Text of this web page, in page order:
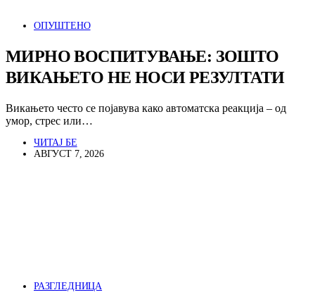
ОПУШТЕНО
МИРНО ВОСПИТУВАЊЕ: ЗОШТО
ВИКАЊЕТО НЕ НОСИ РЕЗУЛТАТИ
Викањето често се појавува како автоматска реакција – од
умор, стрес или…
ЧИТАЈ БЕ
АВГУСТ 7, 2026
РАЗГЛЕДНИЦА